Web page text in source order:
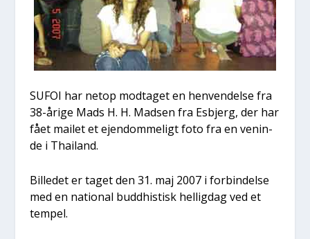
SUFOI har net­op mod­ta­get en hen­ven­del­se fra
38-åri­ge Mads H. H. Mad­sen fra Esb­jerg, der har
fået mailet et ejen­dom­me­ligt foto fra en venin­
de i Thailand.
Bil­le­det er taget den 31. maj 2007 i for­bin­del­se
med en natio­nal bud­dhi­stisk hel­lig­dag ved et
tem­pel.